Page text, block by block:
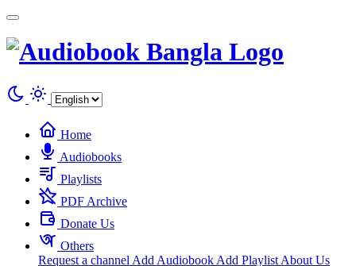
Home
Audiobooks
Playlists
PDF Archive
Donate Us
Others
Request a channel Add Audiobook Add Playlist About Us